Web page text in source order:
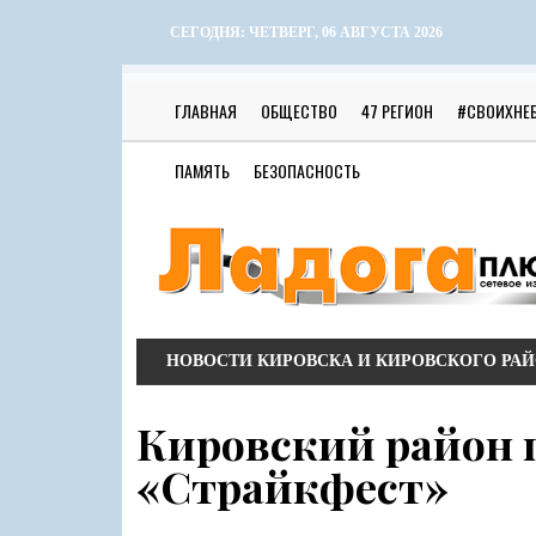
СЕГОДНЯ: ЧЕТВЕРГ, 06 АВГУСТА 2026
ГЛАВНАЯ ОБЩЕСТВО 47 РЕГИОН
ПАМЯТЬ БЕЗОПАСНОСТЬ
НОВОСТИ КИРОВСКА И КИРОВСКОГО
Кировский район
«Страйкфест»